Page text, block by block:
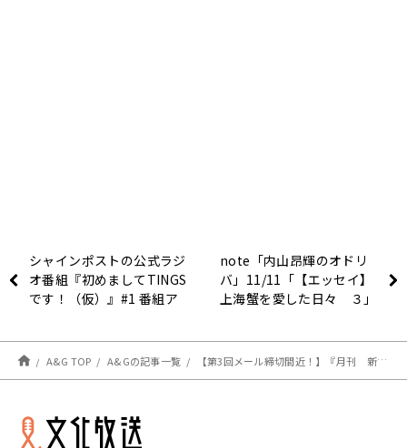
シャインポストの公式ラジ
オ番組『初めましてTINGS
です！（仮）』#1 番組ア
note「内山昂輝のオドリ
バ」11/11「【エッセイ】
上海蟹を愛した日々 ３」
A&G TOP A&Gの記事一覧 【第3回メール締切間近！】『月刊 新・男前通信11月号～月刊 比留間俊哉』